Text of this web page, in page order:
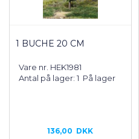
1 BUCHE 20 CM
Vare nr. HEK1981
Antal på lager: 1 På lager
136,00 DKK